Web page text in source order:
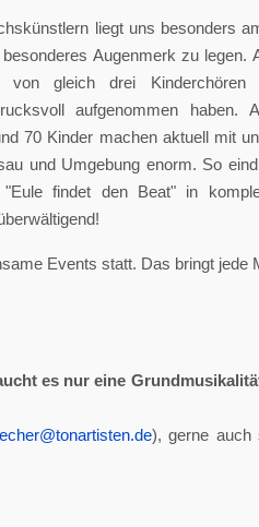
liegt uns besonders
Augenmerk zu legen.
gleich drei Kinderchören
aufgenommen haben.
70 Kinder machen aktuell mit
und Umgebung enorm. So
findet den Beat" in
Events statt. Das bringt jede
es nur eine
), gerne auch